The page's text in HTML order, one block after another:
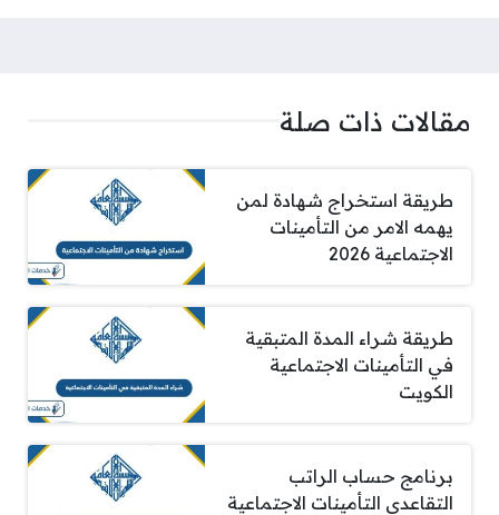
مقالات ذات صلة
طريقة استخراج شهادة لمن
يهمه الامر من التأمينات
الاجتماعية 2026
طريقة شراء المدة المتبقية
في التأمينات الاجتماعية
الكويت
برنامج حساب الراتب
التقاعدي التأمينات الاجتماعية